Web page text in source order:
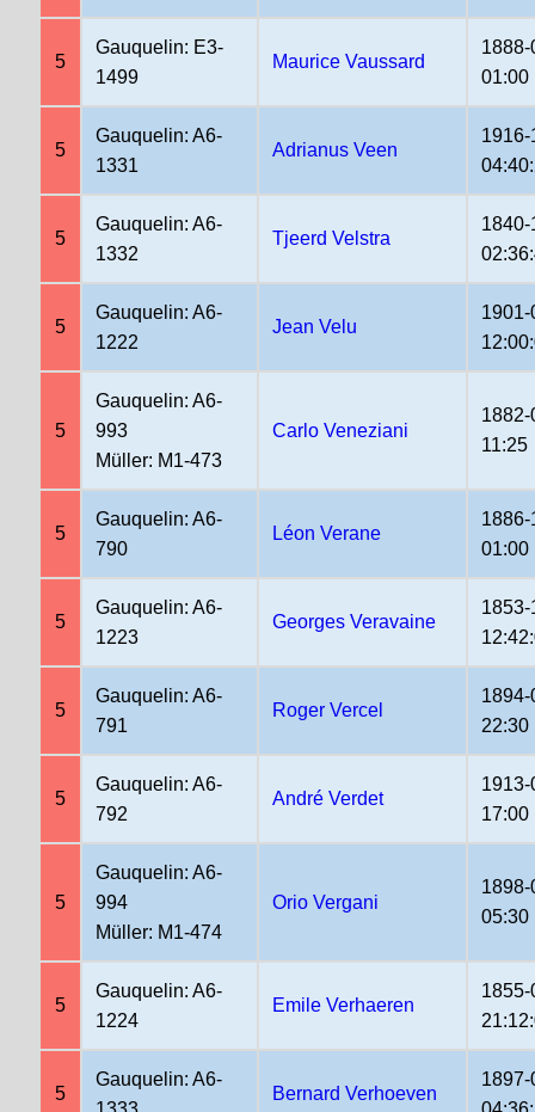
5
Gauquelin: E3-
1499
Maurice Vaussard
01:00
5
Gauquelin: A6-
1331
Adrianus Veen
5
Gauquelin: A6-
1332
Tjeerd Velstra
1840-
5
Gauquelin: A6-
1222
Jean Velu
5
Gauquelin: A6-
993
Müller: M1-473
Carlo Veneziani
11:25
5
Gauquelin: A6-
790
Léon Verane
01:00
5
Gauquelin: A6-
1223
Georges Veravaine
5
Gauquelin: A6-
791
Roger Vercel
22:30
5
Gauquelin: A6-
792
André Verdet
17:00
5
Gauquelin: A6-
994
Müller: M1-474
Orio Vergani
05:30
5
Gauquelin: A6-
1224
Emile Verhaeren
5
Gauquelin: A6-
Bernard Verhoeven